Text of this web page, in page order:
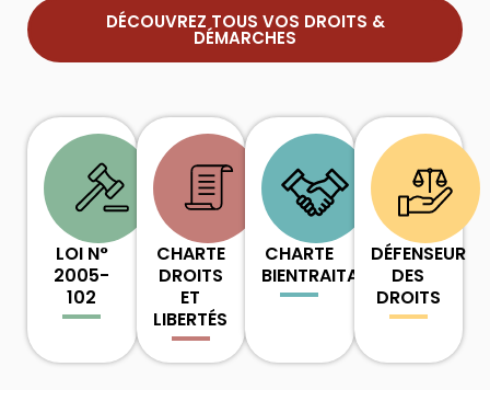
DÉCOUVREZ TOUS VOS DROITS &
DÉMARCHES
LOI N°
2005-
102
CHARTE
DROITS
ET
LIBERTÉS
CHARTE
BIENTRAITANCE
DÉFENSEUR
DES
DROITS